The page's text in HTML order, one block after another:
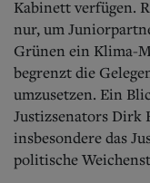
Kabinett verfügen.
nur, um
Grünen ein Klima-
begrenzt die
umzusetzen. Ein
Justizsenators Dirk
insbesondere das
politische